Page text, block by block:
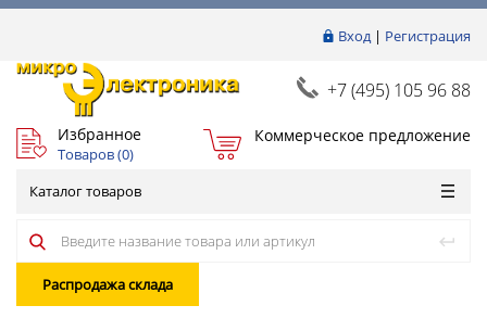
Вход| Регистрация
+7 (495) 105 96 88
Избранное
Товаров (0)
Коммерческое предложение
Каталог товаров
Распродажа склада